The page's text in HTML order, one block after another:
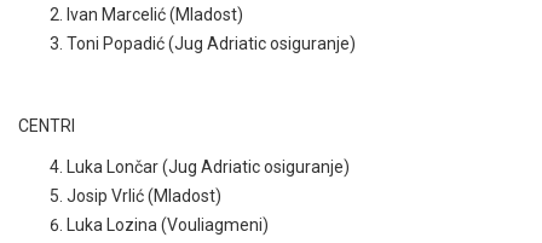
Ivan Marcelić (Mladost)
Toni Popadić (Jug Adriatic osiguranje)
CENTRI
Luka Lončar (Jug Adriatic osiguranje)
Josip Vrlić (Mladost)
Luka Lozina (Vouliagmeni)